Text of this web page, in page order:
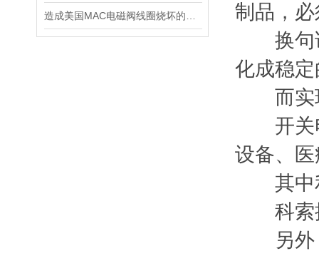
制品，
换句话
化成稳
而实现
开关电
设备、
其中利
科索拥
另外，